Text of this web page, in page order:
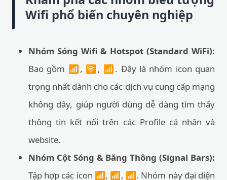
Wifi phổ biến chuyên nghiệp
Nhóm Sóng Wifi & Hotspot (Standard WiFi):
Bao gồm 📶, 🛜, 📶. Đây là nhóm icon quan
trọng nhất dành cho các dịch vụ cung cấp mạng
không dây, giúp người dùng dễ dàng tìm thấy
thông tin kết nối trên các Profile cá nhân và
website.
Nhóm Cột Sóng & Băng Thông (Signal Bars):
Tập hợp các icon 📶, 📶, 📶. Nhóm này đại diện